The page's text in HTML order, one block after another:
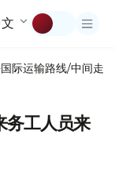
际运输路线/中间走廊
务工人员来